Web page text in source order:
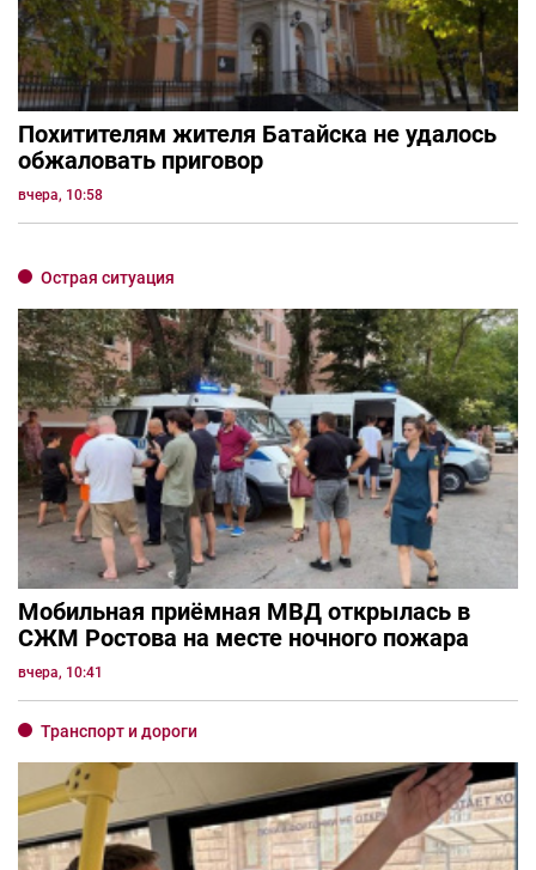
Похитителям жителя Батайска не удалось
обжаловать приговор
вчера, 10:58
Острая ситуация
Мобильная приёмная МВД открылась в
СЖМ Ростова на месте ночного пожара
вчера, 10:41
Транспорт и дороги